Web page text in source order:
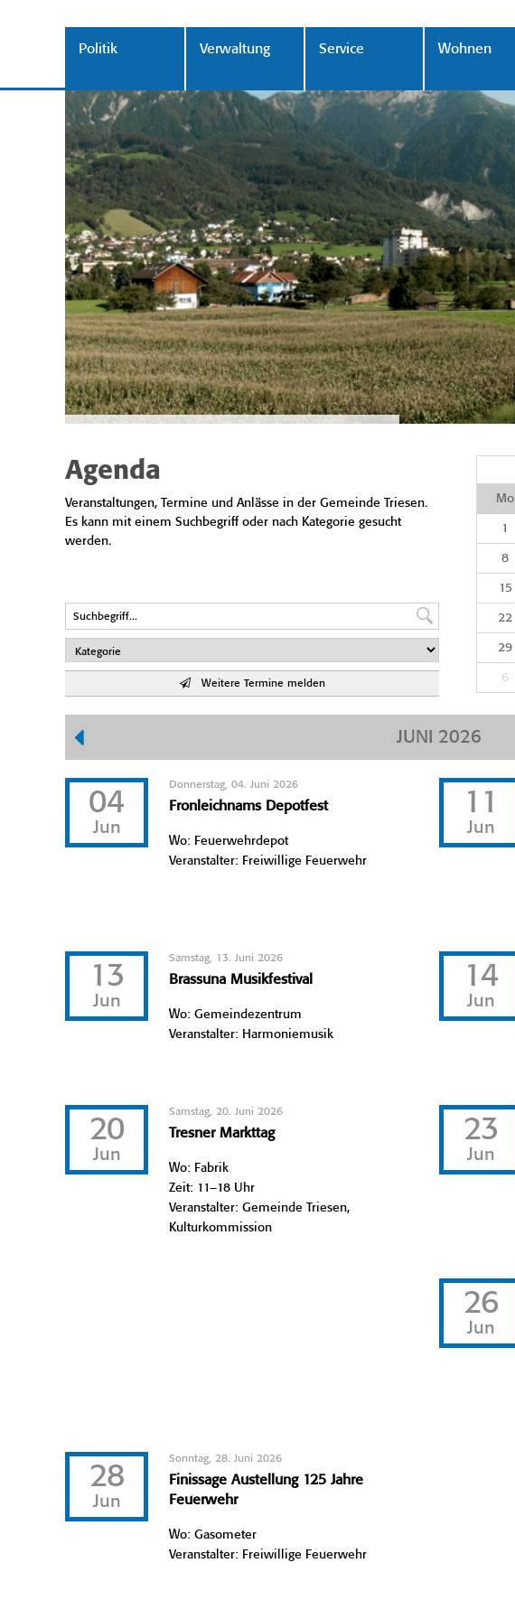
Politik Verwaltung Service Wohnen
Agenda
Veranstaltungen, Termine und Anlässe in der Gemeinde Triesen.
Es kann mit einem Suchbegriff oder nach Kategorie gesucht
werden.
Weitere Termine melden
Mo
1
8
15
22
29
6
JUNI 2026
04
Jun
Donnerstag, 04. Juni 2026
Fronleichnams Depotfest
Wo: Feuerwehrdepot
Veranstalter: Freiwillige Feuerwehr
11
Jun
13
Jun
Samstag, 13. Juni 2026
Brassuna Musikfestival
Wo: Gemeindezentrum
Veranstalter: Harmoniemusik
14
Jun
20
Jun
Samstag, 20. Juni 2026
Tresner Markttag
Wo: Fabrik
Zeit: 11–18 Uhr
Veranstalter: Gemeinde Triesen,
Kulturkommission
23
Jun
26
Jun
28
Jun
Sonntag, 28. Juni 2026
Finissage Austellung 125 Jahre
Feuerwehr
Wo: Gasometer
Veranstalter: Freiwillige Feuerwehr